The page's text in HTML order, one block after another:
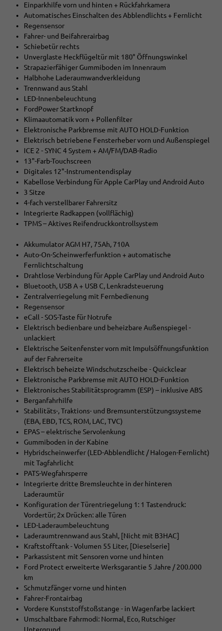
Einparkhilfe vorn und hinten + Rückfahrkamera
Automatisches Einschalten des Abblendlichts + Fernlicht
Regensensor
Fahrer- und Beifahrerairbag
Schiebetür rechts
Unverglaste Heckflügeltür mit 180° Öffnungswinkel
Strapazierfähiger Gummiboden im Innenraum
Halbhohe Laderaumwandverkleidung
Trennwand aus Stahl
LED-Innenbeleuchtung
FordPower Startknopf
Klimaautomatik vorn + Pollenfilter
Elektronische Parkbremse mit AUTO HOLD-Funktion
Elektrisch betriebene Fensterheber vorn und Außenspiegel
ICE 2 - SYNC 4 System + AM/FM/DAB-Radio
13"-Farb-Touchscreen
Digitales 12"-Instrumentendisplay
Kabellose Verbindung für Apple CarPlay und Android Auto
3 Sitze
4-fach verstellbarer Fahrersitz
Integrierte Radkappen (vollflächig)
TPMS – Aktives Reifendruckkontrollsystem
Akkumulator AGM H7, 75Ah, 710A
Auto-On-Scheinwerferfunktion + automatische
Fernlichtschaltung
Drahtlose Verbindung für Apple CarPlay und Android Auto
Bluetooth, USB A + USB C, Lenkradsteuerung
Zentralverriegelung mit Fernbedienung
Regensensor
eCall - SOS-Taste für Notrufe
Elektrisch bedienbare und beheizbare Außenspiegel -
unlackiert
Elektrische Seitenfenster vorn mit Impulsöffnungsfunktion
auf der Fahrerseite
Elektrisch beheizte Windschutzscheibe - Quickclear
Elektronische Parkbremse mit AUTO HOLD-Funktion
Elektronisches Stabilitätsprogramm (ESP) – inklusive ABS
Berganfahrhilfe
Stabilitäts-, Traktions- und Bremsunterstützungssysteme
(EBA, EBD, TCS, ROM, LAC, TVC)
EPAS – elektrische Servolenkung
Gummiboden in der Kabine
Hybridscheinwerfer (LED-Abblendlicht / Halogen-Fernlicht)
mit Tagfahrlicht
PATS-Wegfahrsperre
Integrierte dritte Bremsleuchte in der hinteren
Laderaumtür
Konfiguration der Türentriegelung 1: 1 Tastendruck:
Vordertür; 2x Drücken: alle Türen
LED-Laderaumbeleuchtung
Laderaumtrennwand aus Stahl, [Nicht mit B3HAC]
Kraftstofftank - Volumen 55 Liter, [Dieselserie]
Parkassistent mit Sensoren vorne und hinten
Ford Protect erweiterte Werksgarantie 5 Jahre / 200.000
km
Schmutzfänger vorne und hinten
Fahrer-Frontairbag
Vordere Kunststoffstoßstange - in Wagenfarbe lackiert
Umschaltbare Fahrmodi: Normal, Eco, Rutschiger